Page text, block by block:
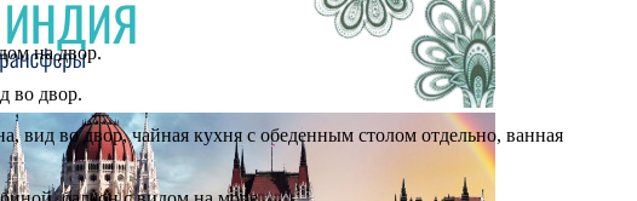
на двор.
во двор.
во двор, чайная кухня с обеденным столом отдельно, ванная